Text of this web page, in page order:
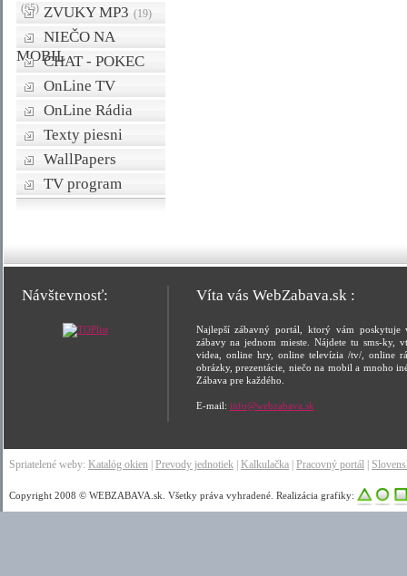
(65) ZVUKY MP3 (19)
NIEČO NA
MOBILCHAT - POKEC
OnLine TV
OnLine Rádia
Texty piesni
WallPapers
TV program
Návštevnosť: Víta vás WebZabava.sk :
Najlepší zábavný portál, ktorý vám poskytuje
zábavy na jednom mieste. Nájdete tu sms-ky,
videa, online hry, online televízia /tv/, online
obrázky, prezentácie, niečo na mobil a mnoho
Zábava pre každého.
E-mail: info@webzabava.sk
Spriatelené weby: Katalóg okien Prevody jednotiek Kalkulačka Pracovný portál
Copyright 2008 © WEBZABAVA.sk. Všetky práva vyhradené. Realizácia grafiky: